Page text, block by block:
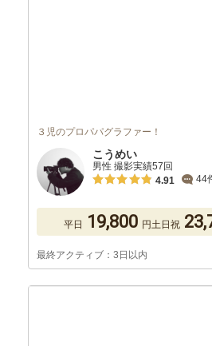
３児のプロパパグラファー！
こうめい
男性 撮影実績57回
4.91
44
平日 19,800 円土日祝
最終アクティブ：3日以内